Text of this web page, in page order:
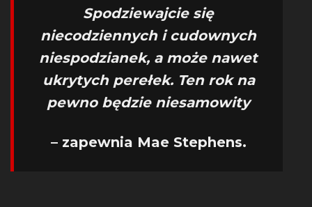
Spodziewajcie się
niecodziennych i cudownych
niespodzianek, a może nawet
ukrytych perełek. Ten rok na
pewno będzie niesamowity
– zapewnia Mae Stephens.